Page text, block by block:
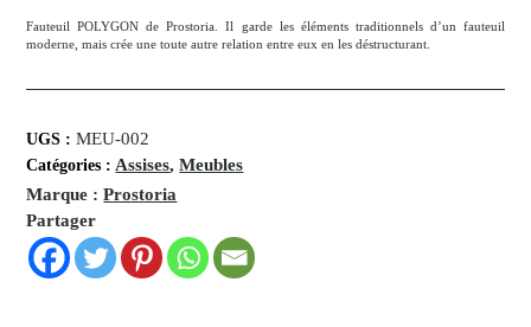
Fauteuil POLYGON de Prostoria. Il garde les éléments traditionnels d’un fauteuil
moderne, mais crée une toute autre relation entre eux en les déstructurant.
UGS : MEU-002
Catégories : Assises,Meubles
Marque :Prostoria
Partager